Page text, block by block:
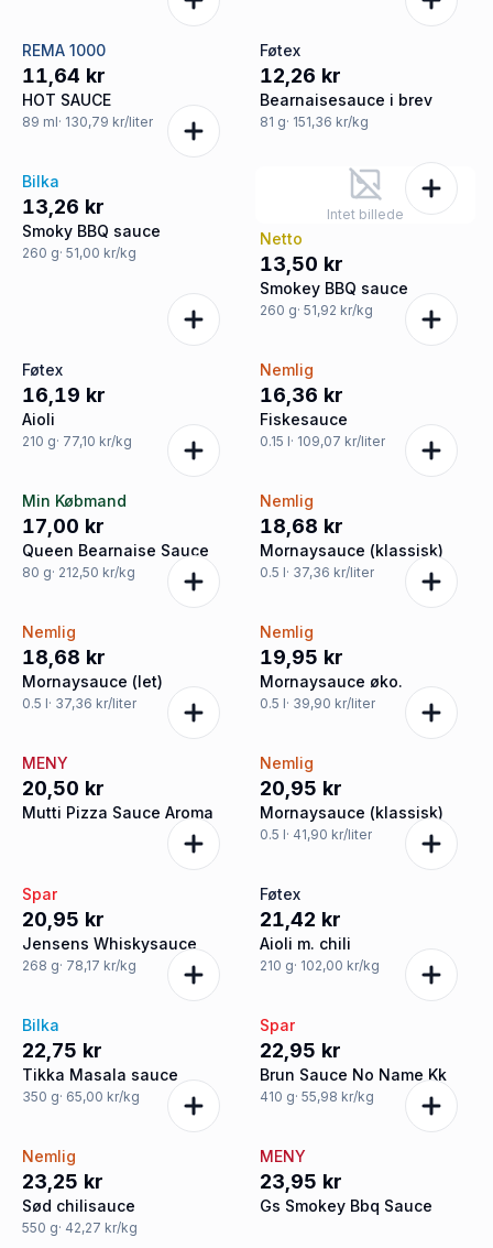
REMA 1000
11,64 kr
HOT SAUCE
89 ml· 130,79 kr/liter
Føtex
12,26 kr
Bearnaisesauce i brev
81 g· 151,36 kr/kg
Bilka
13,26 kr
Smoky BBQ sauce
260 g· 51,00 kr/kg
Intet billede
Netto
13,50 kr
Smokey BBQ sauce
260 g· 51,92 kr/kg
Føtex
16,19 kr
Aioli
210 g· 77,10 kr/kg
Nemlig
16,36 kr
Fiskesauce
0.15 l· 109,07 kr/liter
Min Købmand
17,00 kr
Queen Bearnaise Sauce
80 g· 212,50 kr/kg
Nemlig
18,68 kr
Mornaysauce (klassisk)
0.5 l· 37,36 kr/liter
Nemlig
18,68 kr
Mornaysauce (let)
0.5 l· 37,36 kr/liter
Nemlig
19,95 kr
Mornaysauce øko.
0.5 l· 39,90 kr/liter
MENY
20,50 kr
Mutti Pizza Sauce Aroma
Nemlig
20,95 kr
Mornaysauce (klassisk)
0.5 l· 41,90 kr/liter
Spar
20,95 kr
Jensens Whiskysauce
268 g· 78,17 kr/kg
Føtex
21,42 kr
Aioli m. chili
210 g· 102,00 kr/kg
Bilka
22,75 kr
Tikka Masala sauce
350 g· 65,00 kr/kg
Spar
22,95 kr
Brun Sauce No Name Kk
410 g· 55,98 kr/kg
Nemlig
23,25 kr
Sød chilisauce
550 g· 42,27 kr/kg
MENY
23,95 kr
Gs Smokey Bbq Sauce